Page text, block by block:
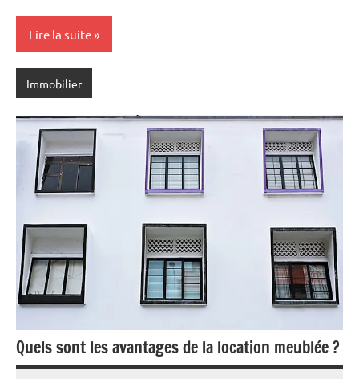
Lire la suite
Immobilier
Quels sont les avantages de la location meublée ?